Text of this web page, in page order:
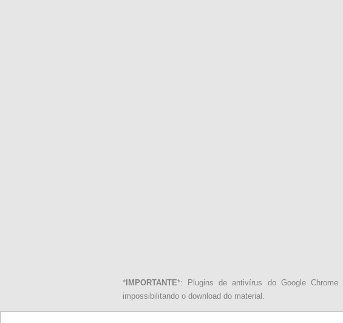
* IMPORTANTE*: Plugins de antivírus do Google
impossibilitando o download do material.